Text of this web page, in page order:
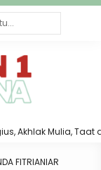
Akhlak Mulia, Taat
FITRIANIAR